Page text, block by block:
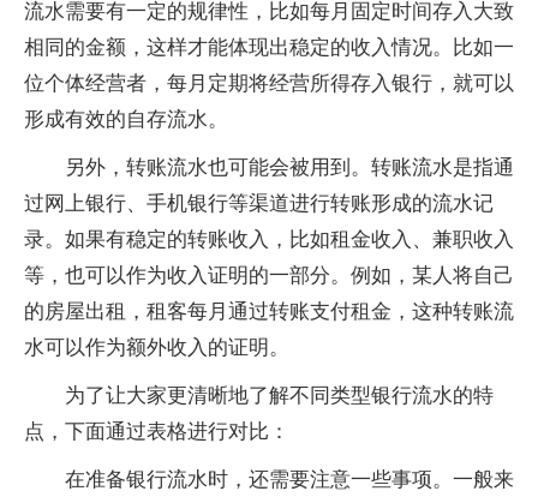
流水需要有一定的规律性，比如每月固定时间存入大致
相同的金额，这样才能体现出稳定的收入情况。比如一
位个体经营者，每月定期将经营所得存入银行，就可以
形成有效的自存流水。
另外，转账流水也可能会被用到。转账流水是指通
过网上银行、手机银行等渠道进行转账形成的流水记
录。如果有稳定的转账收入，比如租金收入、兼职收入
等，也可以作为收入证明的一部分。例如，某人将自己
的房屋出租，租客每月通过转账支付租金，这种转账流
水可以作为额外收入的证明。
为了让大家更清晰地了解不同类型银行流水的特
点，下面通过表格进行对比：
在准备银行流水时，还需要注意一些事项。一般来